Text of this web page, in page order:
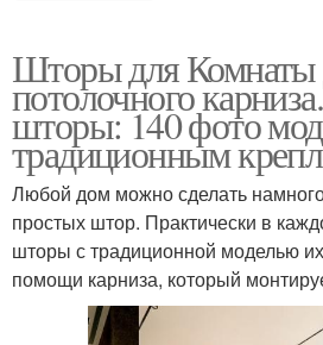
Шторы для Комнаты
потолочного
шторы: 140 фото
традиционным
Любой дом можно сделать
простых штор. Практически в
шторы с традиционной моделью
помощи карниза, который